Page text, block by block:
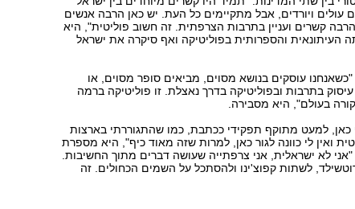
ב-48' ו-56'. היחסים עולים ויורדים, אבל מתקיימים כל העת. יש כאן הרבה אנשים
קשרים ועניין בתרבות הצרפתית. זה חשוב פוליטית", היא
העיתונאית והספרותית בפוליטיקה ואף סיקרה את ישראל
עוסקים בנושא מסוים, מביאים סופר מסוים, או
בתרבות ובפוליטיקה בדרך נאצלת. זו פוליטיקה ברמה
בעולם", היא מסבירה.
כאן, למעט מתוקף תפקידי ככתבת, כמו שהתגוררתי בארצות
ואין לי כוונה לגור כאן, למרות שזה מאוד כיף", היא מספרת
לא ישראלית, אני צרפתייה שעושה דברים מתוך החשיבות.
לשתות קפוצ'ינו ולהסתכל על השמים הכחולים. זה